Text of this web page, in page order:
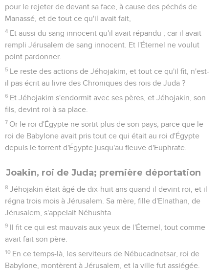
8 Au septième jour du cinquième mois, la dix-neuvième
année du roi Nébucadnetsar, roi de Babylone, Nébuzar-
Adan, capitaine des gardes, serviteur du roi de Babylone,
entra dans Jérusalem.
9 Il brûla la maison de l'Éternel, la maison royale et toutes les
maisons de Jérusalem ; il livra aux flammes toutes les
grandes maisons.
10 Puis toute l'armée des Caldéens qui était avec le capitaine
des gardes, démolit les murailles de Jérusalem tout autour.
11
Et Nébuzar-Adan, capitaine des gardes, transporta le reste
du peuple, ceux qui étaient demeurés de reste dans la ville,
ceux qui venaient se rendre au roi de Babylone, et le reste
12 Toutefois, le capitaine des gardes en laissa quelques-uns
des plus pauvres du pays comme vignerons et laboureurs.
13 Et les Caldéens mirent en pièces les colonnes d'airain qui
étaient dans la maison de l'Éternel, les socles et la mer
d'airain qui étaient dans la maison de l'Éternel ; et ils en
emportèrent l'airain à Babylone.
14 Ils emportèrent aussi les chaudières, les pelles, les serpes,
les tasses et tous les ustensiles d'airain employés pour le